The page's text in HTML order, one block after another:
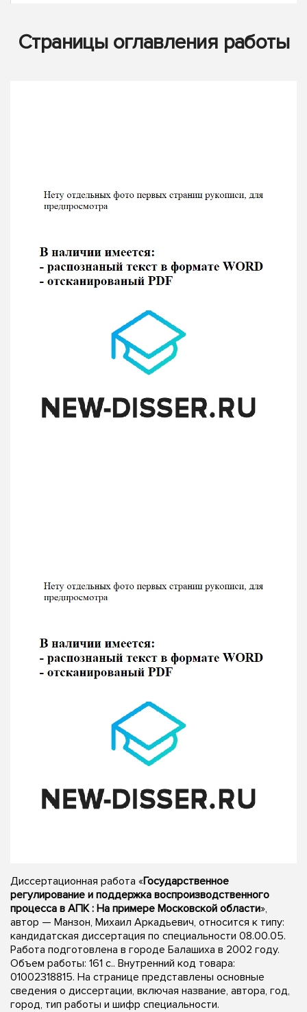
Страницы оглавления работы
Диссертационная работа «Государственное
регулирование и поддержка воспроизводственного
процесса в АПК : На примере Московской области»,
автор — Манзон, Михаил Аркадьевич, относится к типу:
кандидатская диссертация по специальности 08.00.05.
Работа подготовлена в городе Балашиха в 2002 году.
Объем работы: 161 с.. Внутренний код товара:
01002318815. На странице представлены основные
сведения о диссертации, включая название, автора, год,
город, тип работы и шифр специальности.